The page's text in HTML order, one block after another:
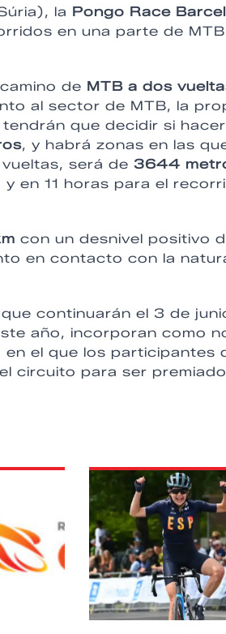
la Pongo Race
en una parte de
de MTB a dos
al sector de MTB, la
que decidir si
, y habrá zonas en las
será de 3644
en 11 horas para el
con un desnivel positivo
en contacto con la
que continuarán el 3 de
año, incorporan como
el que los participantes
circuito para ser